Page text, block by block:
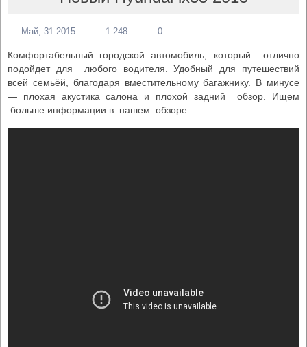
Май, 31 2015 1 248 0
Комфортабельный городской автомобиль, который отлично
подойдет для любого водителя. Удобный для путешествий
всей семьёй, благодаря вместительному багажнику. В минусе
— плохая акустика салона и плохой задний обзор. Ищем
больше информации в нашем обзоре.